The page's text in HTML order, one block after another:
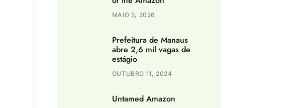
MAIO 5, 2026
Prefeitura de Manaus
abre 2,6 mil vagas de
estágio
OUTUBRO 11, 2024
Untamed Amazon